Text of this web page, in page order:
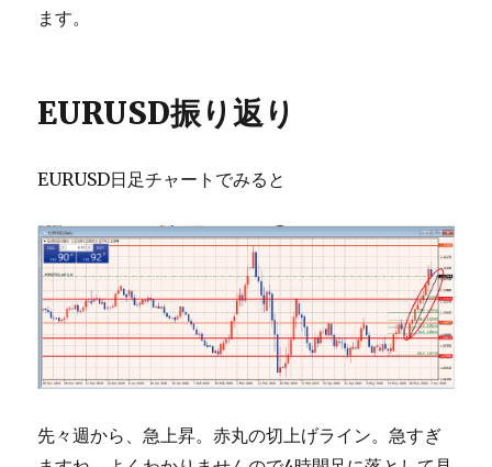
ます。
EURUSD振り返り
EURUSD日足チャートでみると
先々週から、急上昇。赤丸の切上げライン。急すぎ